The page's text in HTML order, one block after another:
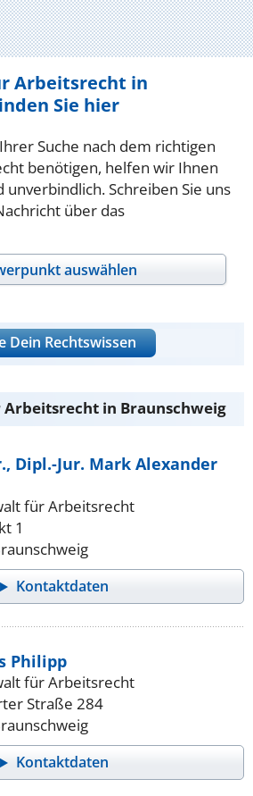
Arbeitsrecht in
Sie hier
Suche nach dem richtigen
benötigen, helfen wir Ihnen
Schreiben Sie uns
über das
auswählen
Dein Rechtswissen
in Braunschweig
Dipl.-Jur. Mark Alexander
für Arbeitsrecht
1
Kontaktdaten
Philipp
für Arbeitsrecht
Straße 284
Kontaktdaten